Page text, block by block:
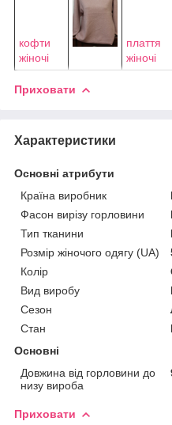
кофти
жіночі
плаття
жіночі
Приховати
Характеристики
Основні атрибути
Країна виробник
Фасон вирізу горловини
Тип тканини
Розмір жіночого одягу (UA)
Колір
Вид виробу
Сезон
Стан
Основні
Довжина від горловини до
низу вироба
Приховати